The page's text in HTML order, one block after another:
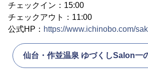
チェックイン：15:00
チェックアウト：11:00
公式HP： https://www.ichinobo.com/
仙台・作並温泉 ゆづくしSalon一